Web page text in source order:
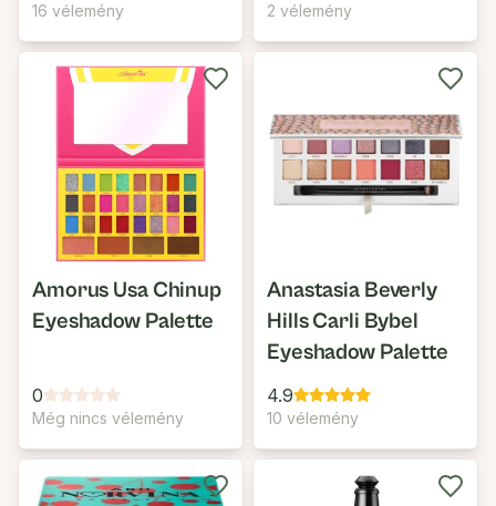
16 vélemény 2 vélemény
Amorus Usa Chinup
Eyeshadow Palette
0
Még nincs vélemény
Anastasia Beverly
Hills Carli Bybel
Eyeshadow Palette
4.9
10 vélemény